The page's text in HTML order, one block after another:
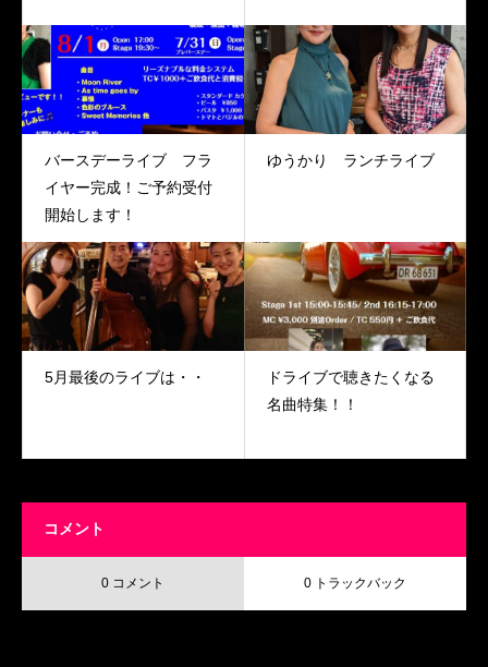
バースデーライブ フラ
イヤー完成！ご予約受付
開始します！
ゆうかり ランチライブ
5月最後のライブは・・
ドライブで聴きたくなる
名曲特集！！
コメント
0 コメント 0 トラックバック